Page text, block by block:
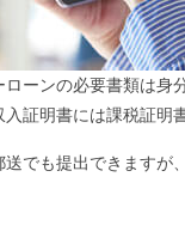
ローンの必要書類は身
証明書には課税証明
送でも提出できますが